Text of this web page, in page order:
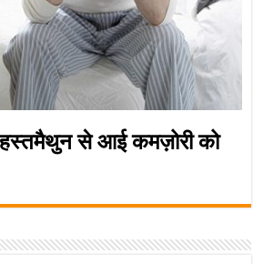
से आई कमज़ोरी को